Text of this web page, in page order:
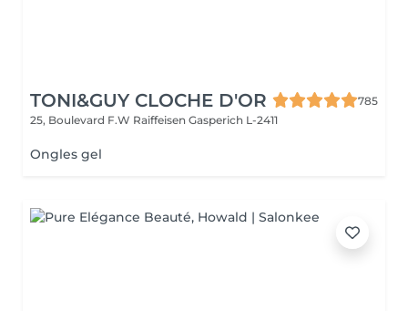
TONI&GUY CLOCHE D'OR
785
25, Boulevard F.W Raiffeisen Gasperich L-2411
Ongles gel